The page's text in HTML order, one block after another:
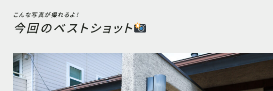
こんな写真が撮れるよ！
今回のベストショット